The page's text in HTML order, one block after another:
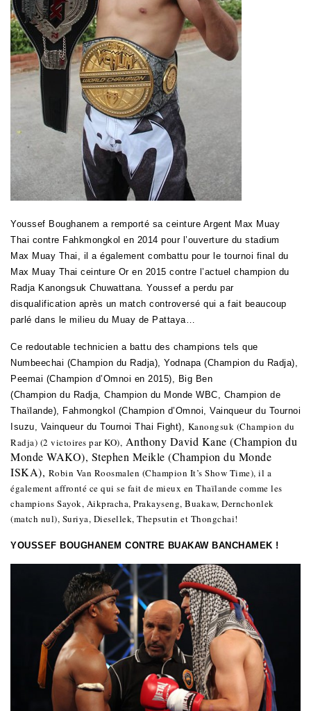
Youssef Boughanem a remporté sa ceinture Argent Max Muay
Thai contre Fahkmongkol en 2014 pour l’ouverture du stadium
Max Muay Thai, il a également combattu pour le tournoi final du
Max Muay Thai ceinture Or en 2015 contre l’actuel champion du
Radja Kanongsuk Chuwattana. Youssef a perdu par
disqualification après un match controversé qui a fait beaucoup
parlé dans le milieu du Muay de Pattaya…
Ce redoutable technicien a battu des champions tels que
Numbeechai (Champion du Radja), Yodnapa (Champion du Radja),
Peemai (Champion d’Omnoi en 2015), Big Ben
(Champion du Radja, Champion du Monde WBC, Champion de
Thaïlande), Fahmongkol (Champion d’Omnoi, Vainqueur du Tournoi
Isuzu, Vainqueur du Tournoi Thai Fight), Kanongsuk (Champion du
Radja) (2 victoires par KO), Anthony David Kane (Champion du
Monde WAKO), Stephen Meikle (Champion du Monde
ISKA), Robin Van Roosmalen (Champion It’s Show Time), il a
également affronté ce qui se fait de mieux en Thaïlande comme les
champions Sayok, Aikpracha, Prakayseng, Buakaw, Dernchonlek
(match nul), Suriya, Diesellek, Thepsutin et Thongchai!
YOUSSEF BOUGHANEM CONTRE BUAKAW BANCHAMEK !